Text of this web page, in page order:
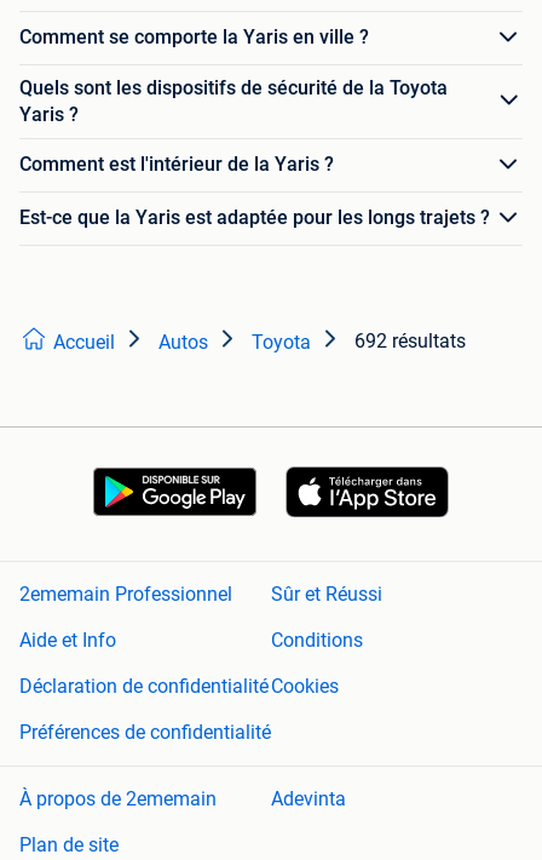
Comment se comporte la Yaris en ville ?
Quels sont les dispositifs de sécurité de la Toyota
Yaris ?
Comment est l'intérieur de la Yaris ?
Est-ce que la Yaris est adaptée pour les longs trajets ?
Accueil Autos Toyota 692 résultats
2ememain Professionnel
Sûr et Réussi
Aide et Info
Conditions
Déclaration de confidentialitéCookies
Préférences de confidentialité
À propos de 2ememain
Adevinta
Plan de site